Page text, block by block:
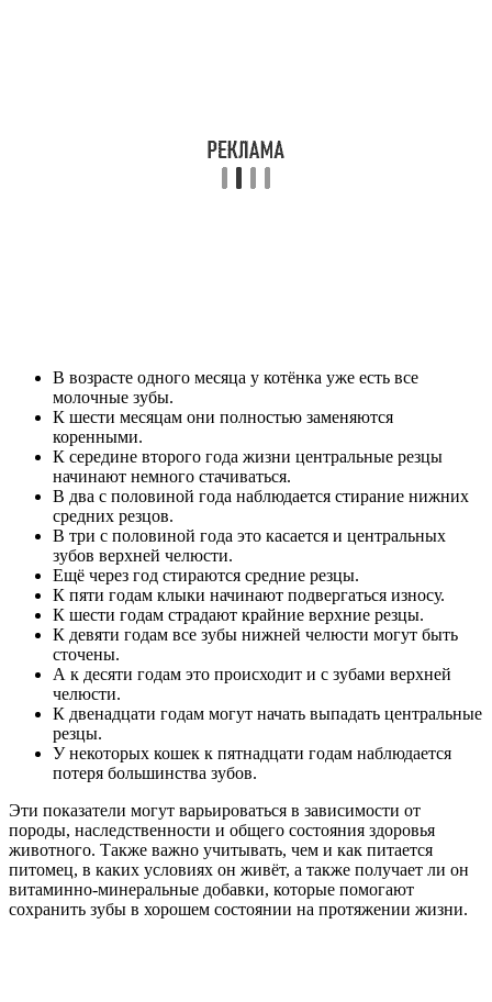
В возрасте одного месяца у котёнка уже есть все
молочные зубы.
К шести месяцам они полностью заменяются
коренными.
К середине второго года жизни центральные резцы
начинают немного стачиваться.
В два с половиной года наблюдается стирание нижних
средних резцов.
В три с половиной года это касается и центральных
зубов верхней челюсти.
Ещё через год стираются средние резцы.
К пяти годам клыки начинают подвергаться износу.
К шести годам страдают крайние верхние резцы.
К девяти годам все зубы нижней челюсти могут быть
сточены.
А к десяти годам это происходит и с зубами верхней
челюсти.
К двенадцати годам могут начать выпадать центральные
резцы.
У некоторых кошек к пятнадцати годам наблюдается
потеря большинства зубов.
Эти показатели могут варьироваться в зависимости от
породы, наследственности и общего состояния здоровья
животного. Также важно учитывать, чем и как питается
питомец, в каких условиях он живёт, а также получает ли он
витаминно-минеральные добавки, которые помогают
сохранить зубы в хорошем состоянии на протяжении жизни.